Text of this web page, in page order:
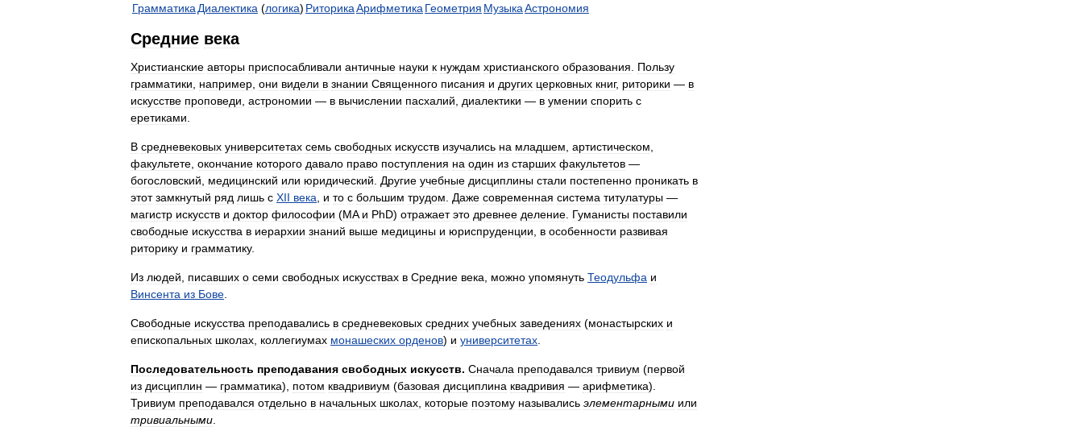
Грамматика Диалектика (логика) РиторикаАрифметика Геометрия МузыкаАстрономия
Средние века
Христианские авторы приспосабливали античные науки к нуждам христианского образования
Пользу
грамматики
например они видели в знании Священного писания и других церковных книг, риторики — в
искусстве проповеди астрономии — в вычислении пасхалий диалектики — в умении спорить с
еретиками
В средневековых университетах семь свободных искусств изучались на младшем артистическом
факультете окончание которого давало право поступления на один из старших факультетов —
богословский
медицинский или юридический Другие учебные дисциплины стали постепенно проникать в
этот замкнутый ряд лишь с XII века и то с большим трудом Даже современная система титулатуры —
магистр искусств и доктор философии (MA и PhD) отражает это древнее деление Гуманисты поставили
свободные искусства в иерархии знаний выше медицины и юриспруденции в особенности развивая
риторику и грамматику.
Из людей писавших о семи свободных искусствах в Средние века можно упомянуть Теодульфа и
Винсента из Бове
Свободные искусства преподавались в средневековых средних учебных заведениях (монастырских и
епископальных школах коллегиумах монашеских орденов) и университетах
Последовательность преподавания свободных искусств. Сначала преподавался тривиум (первой
из дисциплин — грамматика), потом квадривиум (базовая дисциплина квадривия — арифметика).
Тривиум преподавался отдельно в начальных школах которые поэтому назывались элементарными или
тривиальными